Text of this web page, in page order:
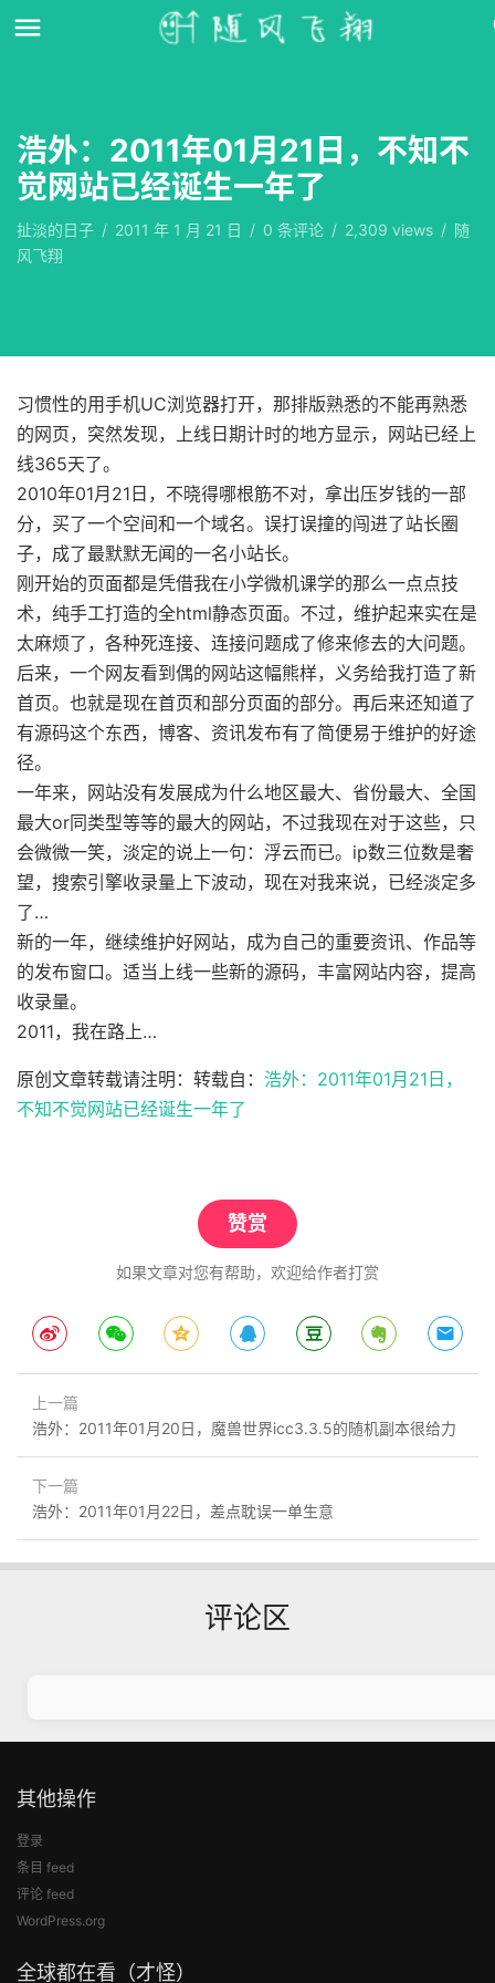
浩外：2011年01月21日，不知不
觉网站已经诞生一年了
扯淡的日子 / 2011 年 1 月 21 日 / 0 条评论 / 2,309 views / 随
风飞翔
习惯性的用手机UC浏览器打开，那排版熟悉的不能再熟悉
的网页，突然发现，上线日期计时的地方显示，网站已经上
线365天了。
2010年01月21日，不晓得哪根筋不对，拿出压岁钱的一部
分，买了一个空间和一个域名。误打误撞的闯进了站长圈
子，成了最默默无闻的一名小站长。
刚开始的页面都是凭借我在小学微机课学的那么一点点技
术，纯手工打造的全html静态页面。不过，维护起来实在是
太麻烦了，各种死连接、连接问题成了修来修去的大问题。
后来，一个网友看到偶的网站这幅熊样，义务给我打造了新
首页。也就是现在首页和部分页面的部分。再后来还知道了
有源码这个东西，博客、资讯发布有了简便易于维护的好途
径。
一年来，网站没有发展成为什么地区最大、省份最大、全国
最大or同类型等等的最大的网站，不过我现在对于这些，只
会微微一笑，淡定的说上一句：浮云而已。ip数三位数是奢
望，搜索引擎收录量上下波动，现在对我来说，已经淡定多
了…
新的一年，继续维护好网站，成为自己的重要资讯、作品等
的发布窗口。适当上线一些新的源码，丰富网站内容，提高
收录量。
2011，我在路上…
原创文章转载请注明：转载自： 浩外：2011年01月21日，
不知不觉网站已经诞生一年了
赞赏
如果文章对您有帮助，欢迎给作者打赏
上一篇
浩外：2011年01月20日，魔兽世界icc3.3.5的随机副本很给力
下一篇
浩外：2011年01月22日，差点耽误一单生意
评论区
其他操作
登录
条目 feed
评论 feed
WordPress.org
全球都在看（才怪）